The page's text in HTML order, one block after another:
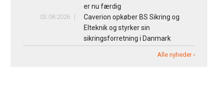
er nu færdig
03.08.2026
Caverion opkøber BS Sikring og
Elteknik og styrker sin
sikringsforretning i Danmark
Alle nyheder ›